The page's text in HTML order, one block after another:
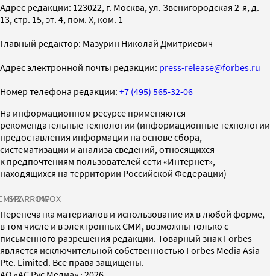
Адрес редакции: 123022, г. Москва, ул. Звенигородская 2-я, д.
13, стр. 15, эт. 4, пом. X, ком. 1
Главный редактор: Мазурин Николай Дмитриевич
Адрес электронной почты редакции: press-release@forbes.ru
Номер телефона редакции: +7 (495) 565-32-06
На информационном ресурсе применяются
рекомендательные технологии (информационные технологии
предоставления информации на основе сбора,
систематизации и анализа сведений, относящихся
к предпочтениям пользователей сети «Интернет»,
находящихся на территории Российской Федерации)
SPARROWINFOX
Перепечатка материалов и использование их в любой форме,
в том числе и в электронных СМИ, возможны только с
письменного разрешения редакции. Товарный знак Forbes
является исключительной собственностью Forbes Media Asia
Pte. Limited. Все права защищены.